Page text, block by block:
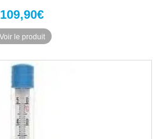
109,90€
Voir le produit